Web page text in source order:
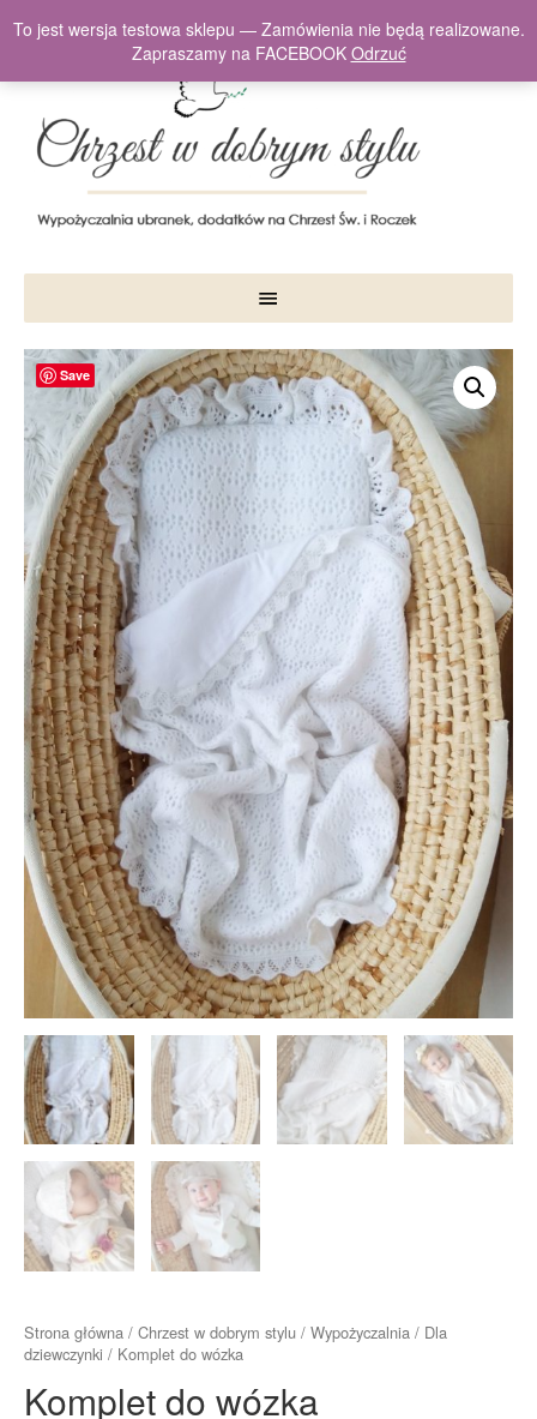
Save
Strona główna / Chrzest w dobrym stylu / Wypożyczalnia / Dla
dziewczynki / Komplet do wózka
Komplet do wózka
To jest wersja testowa sklepu — Zamówienia nie będą realizowane.
Zapraszamy na FACEBOOK Odrzuć